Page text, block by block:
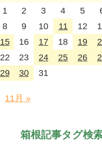
1 2 3 4 5
8
9 10 11 12
15
16 17 18 19
22
23 24 25 26
29
30 31
11月 »
箱根記事タグ検